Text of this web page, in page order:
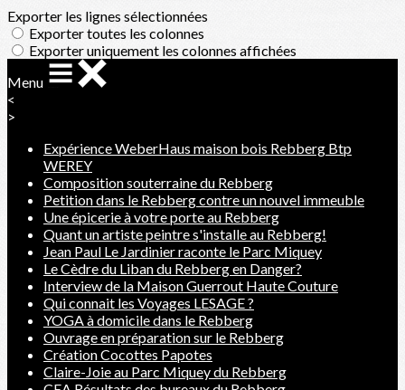
Exporter les lignes sélectionnées
Exporter toutes les colonnes
Exporter uniquement les colonnes affichées
Menu
<
>
Expérience WeberHaus maison bois Rebberg Btp
WEREY
Composition souterraine du Rebberg
Petition dans le Rebberg contre un nouvel immeuble
Une épicerie à votre porte au Rebberg
Quant un artiste peintre s'installe au Rebberg!
Jean Paul Le Jardinier raconte le Parc Miquey
Le Cèdre du Liban du Rebberg en Danger?
Interview de la Maison Guerrout Haute Couture
Qui connait les Voyages LESAGE ?
YOGA à domicile dans le Rebberg
Ouvrage en préparation sur le Rebberg
Création Cocottes Papotes
Claire-Joie au Parc Miquey du Rebberg